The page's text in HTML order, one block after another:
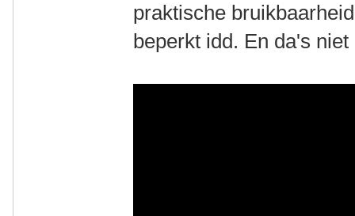
praktische
beperkt idd. En da's